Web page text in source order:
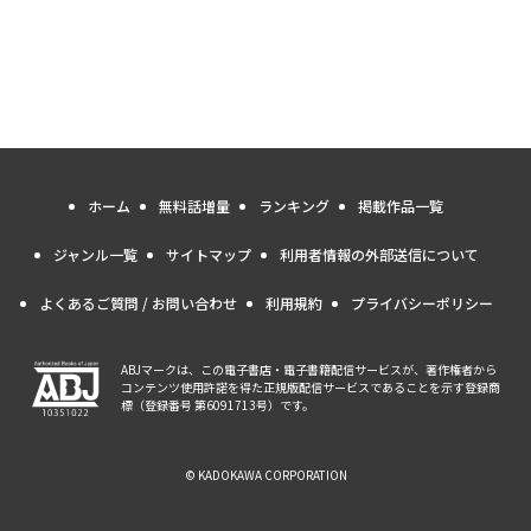
ホーム 無料話増量 ランキング 掲載作品一覧
ジャンル一覧 サイトマップ 利用者情報の外部送信について
よくあるご質問 / お問い合わせ 利用規約 プライバシーポリシー
ABJマークは、この電子書店・電子書籍配信サービスが、著作権者から
コンテンツ使用許諾を得た正規版配信サービスであることを示す登録商
標（登録番号 第6091713号）です。
© KADOKAWA CORPORATION